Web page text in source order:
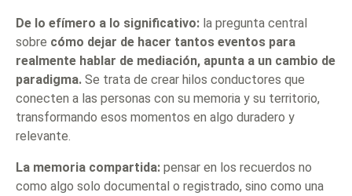
De lo efímero a lo significativo: la pregunta central
sobre cómo dejar de hacer tantos eventos para
realmente hablar de mediación, apunta a un cambio de
paradigma. Se trata de crear hilos conductores que
conecten a las personas con su memoria y su territorio,
transformando esos momentos en algo duradero y
relevante.
La memoria compartida: pensar en los recuerdos no
como algo solo documental o registrado, sino como una